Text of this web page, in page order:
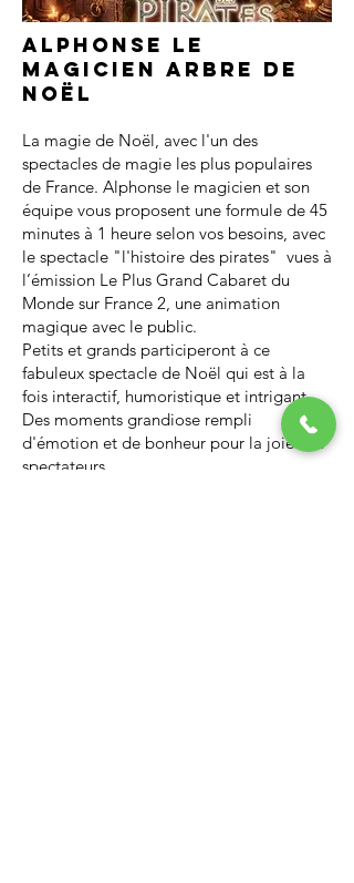
Alphonse le
magicien arbre de
noël
La magie de Noël, avec l'un des
spectacles de magie les plus populaires
de France. Alphonse le magicien et son
équipe vous proposent une formule de 45
minutes à 1 heure selon vos besoins, avec
le spectacle "l'histoire des pirates" vues à
l’émission Le Plus Grand Cabaret du
Monde sur France 2, une animation
magique avec le public.
Petits et grands participeront à ce
fabuleux spectacle de Noël qui est à la
fois interactif, humoristique et intrigant.
Des moments grandiose rempli
d'émotion et de bonheur pour la joie des
spectateurs.